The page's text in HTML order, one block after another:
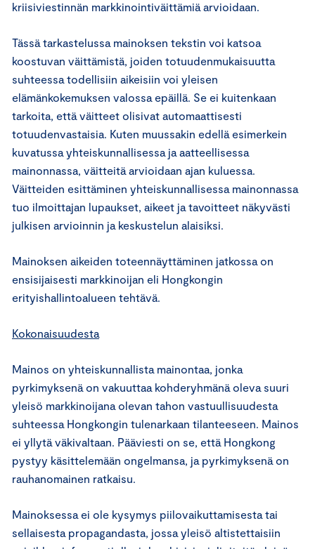
kriisiviestinnän markkinointiväittämiä arvioidaan.
Tässä tarkastelussa mainoksen tekstin voi katsoa
koostuvan väittämistä, joiden totuudenmukaisuutta
suhteessa todellisiin aikeisiin voi yleisen
elämänkokemuksen valossa epäillä. Se ei kuitenkaan
tarkoita, että väitteet olisivat automaattisesti
totuudenvastaisia. Kuten muussakin edellä esimerkein
kuvatussa yhteiskunnallisessa ja aatteellisessa
mainonnassa, väitteitä arvioidaan ajan kuluessa.
Väitteiden esittäminen yhteiskunnallisessa mainonnassa
tuo ilmoittajan lupaukset, aikeet ja tavoitteet näkyvästi
julkisen arvioinnin ja keskustelun alaisiksi.
Mainoksen aikeiden toteennäyttäminen jatkossa on
ensisijaisesti markkinoijan eli Hongkongin
erityishallintoalueen tehtävä.
Kokonaisuudesta
Mainos on yhteiskunnallista mainontaa, jonka
pyrkimyksenä on vakuuttaa kohderyhmänä oleva suuri
yleisö markkinoijana olevan tahon vastuullisuudesta
suhteessa Hongkongin tulenarkaan tilanteeseen. Mainos
ei yllytä väkivaltaan. Pääviesti on se, että Hongkong
pystyy käsittelemään ongelmansa, ja pyrkimyksenä on
rauhanomainen ratkaisu.
Mainoksessa ei ole kysymys piilovaikuttamisesta tai
sellaisesta propagandasta, jossa yleisö altistettaisiin